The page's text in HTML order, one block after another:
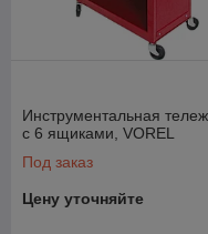
Инструментальная
с 6 ящиками, VOREL
Под заказ
Цену уточняйте